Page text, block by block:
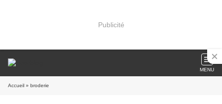
Publicité
MENU
Accueil » broderie